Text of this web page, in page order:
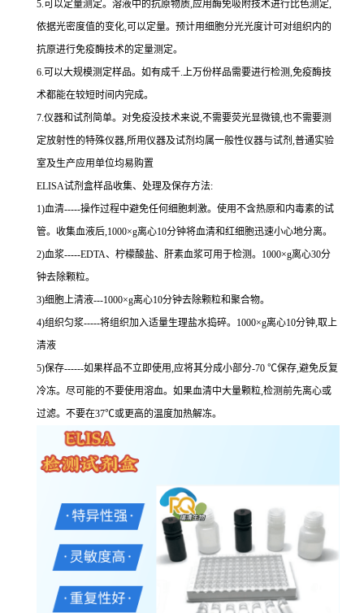
5.可以定量测定。溶液中的抗原物质,应用酶免吸附技术进行比色测定,
依据光密度值的变化,可以定量。预计用细胞分光光度计可对组织内的
抗原进行免疫酶技术的定量测定。
6.可以大规模测定样品。如有成千.上万份样品需要进行检测,免疫酶技
术都能在较短时间内完成。
7.仪器和试剂简单。对免疫没技术来说,不需要荧光显微镜,也不需要测
定放射性的特殊仪器,所用仪器及试剂均属一般性仪器与试剂,普通实验
室及生产应用单位均易购置
ELISA试剂盒样品收集、处理及保存方法:
1)血清-----操作过程中避免任何细胞刺激。使用不含热原和内毒素的试
管。收集血液后,1000×g离心10分钟将血清和红细胞迅速小心地分离。
2)血浆-----EDTA、柠檬酸盐、肝素血浆可用于检测。1000×g离心30分
钟去除颗粒。
3)细胞上清液---1000×g离心10分钟去除颗粒和聚合物。
4)组织匀浆-----将组织加入适量生理盐水捣碎。1000×g离心10分钟,取上
清液
5)保存------如果样品不立即使用,应将其分成小部分-70 ℃保存,避免反复
冷冻。尽可能的不要使用溶血。如果血清中大量颗粒,检测前先离心或
过滤。不要在37℃或更高的温度加热解冻。